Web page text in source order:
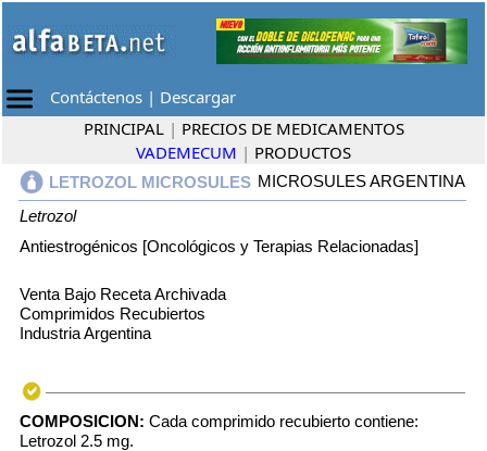
Contáctenos | Descargar
PRINCIPAL | PRECIOS DE MEDICAMENTOS
VADEMECUM | PRODUCTOS
LETROZOL MICROSULES MICROSULES ARGENTINA
Letrozol
Antiestrogénicos [Oncológicos y Terapias Relacionadas]
Venta Bajo Receta Archivada
Comprimidos Recubiertos
Industria Argentina
COMPOSICION: Cada comprimido recubierto contiene:
Letrozol 2.5 mg.